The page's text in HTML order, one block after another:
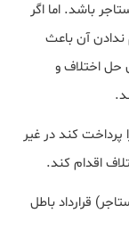
باشد. اما اگر
ندادن آن باعث
حل اختلاف و
پرداخت کند در غیر
اقدام کند.
قرارداد باطل